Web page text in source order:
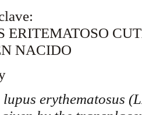
ERITEMATOSO
NACIDO
lupus erythematosus